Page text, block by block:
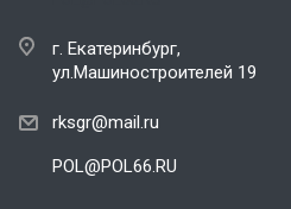
г. Екатеринбург,
ул.Машиностроителей 19
rksgr@mail.ru
POL@POL66.RU